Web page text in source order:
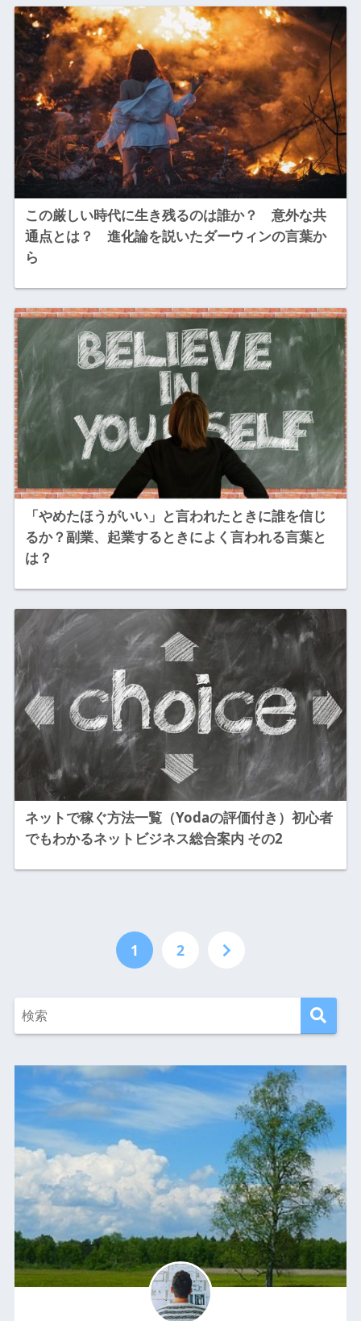
この厳しい時代に生き残るのは誰か？ 意外な共
通点とは？ 進化論を説いたダーウィンの言葉か
ら
「やめたほうがいい」と言われたときに誰を信じ
るか？副業、起業するときによく言われる言葉と
は？
ネットで稼ぐ方法一覧（Yodaの評価付き）初心者
でもわかるネットビジネス総合案内 その2
1 2